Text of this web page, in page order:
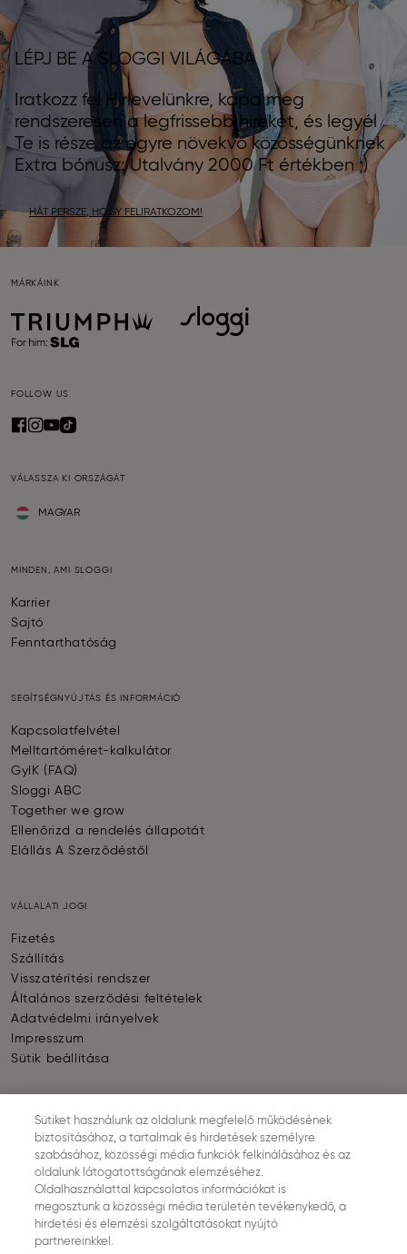
LÉPJ BE A SLOGGI VILÁGÁBA
Iratkozz fel Hírlevelünkre, kapd meg
rendszeresen a legfrissebb híreket, és legyél
Te is része az egyre növekvő közösségünknek
Extra bónusz: Utalvány 2000 Ft értékben ;)
HÁT PERSZE, HOGY FELIRATKOZOM!
MÁRKÁINK
FOLLOW US
VÁLASSZA KI ORSZÁGÁT
MAGYAR
MINDEN, AMI SLOGGI
Karrier
Sajtó
Fenntarthatóság
SEGÍTSÉGNYÚJTÁS ÉS INFORMÁCIÓ
Kapcsolatfelvétel
Melltartóméret-kalkulátor
GyIK (FAQ)
Sloggi ABC
Together we grow
Ellenőrizd a rendelés állapotát
Elállás A Szerződéstől
VÁLLALATI JOGI
Fizetés
Szállítás
Visszatérítési rendszer
Általános szerződési feltételek
Adatvédelmi irányelvek
Impresszum
Sütik beállítása
FIZETÉS
SZÁLLÍTÁS
Sütiket használunk az oldalunk megfelelő működésének
biztosításához, a tartalmak és hirdetések személyre
szabásához, közösségi média funkciók felkínálásához és az
oldalunk látogatottságának elemzéséhez.
Oldalhasználattal kapcsolatos információkat is
megosztunk a közösségi média területén tevékenykedő, a
hirdetési és elemzési szolgáltatásokat nyújtó
partnereinkkel.